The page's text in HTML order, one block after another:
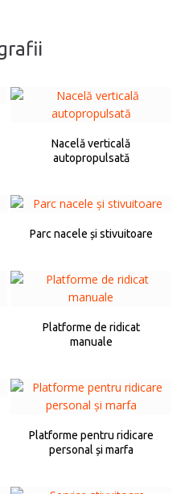
Nacelă verticală
autopropulsată
Parc nacele și stivuitoare
Platforme de ridicat
manuale
Platforme pentru ridicare
personal și marfa